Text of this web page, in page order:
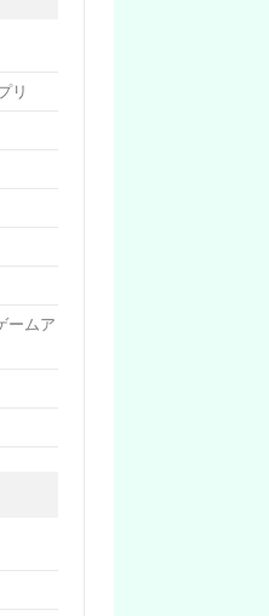
リ
ームア